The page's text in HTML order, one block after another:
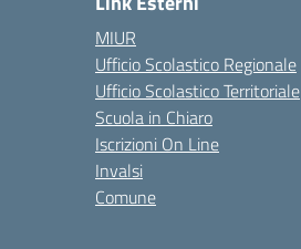
MIUR
Ufficio Scolastico Regionale
Ufficio Scolastico Territoriale
Scuola in Chiaro
Iscrizioni On Line
Invalsi
Comune